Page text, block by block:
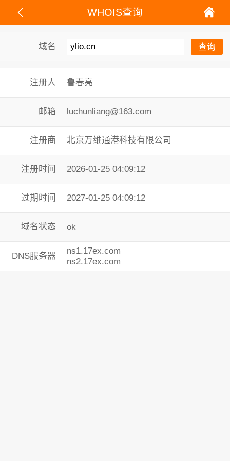
WHOIS查询
域名
注册人 鲁春亮
邮箱 luchunliang@163.com
注册商 北京万维通港科技有限公司
注册时间 2026-01-25 04:09:12
过期时间 2027-01-25 04:09:12
域名状态 ok
DNS服务器
ns1.17ex.com
ns2.17ex.com